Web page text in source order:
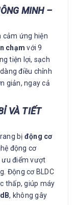
MINH –
cảm ứng hiện
chạmvới 9
tiện lợi, sạch
điều chỉnh
giản, ngay cả
VÀ TIẾT
bị động cơ
động cơ
ưu điểm vượt
Động cơ BLDC
thấp, giúp máy
, không gây